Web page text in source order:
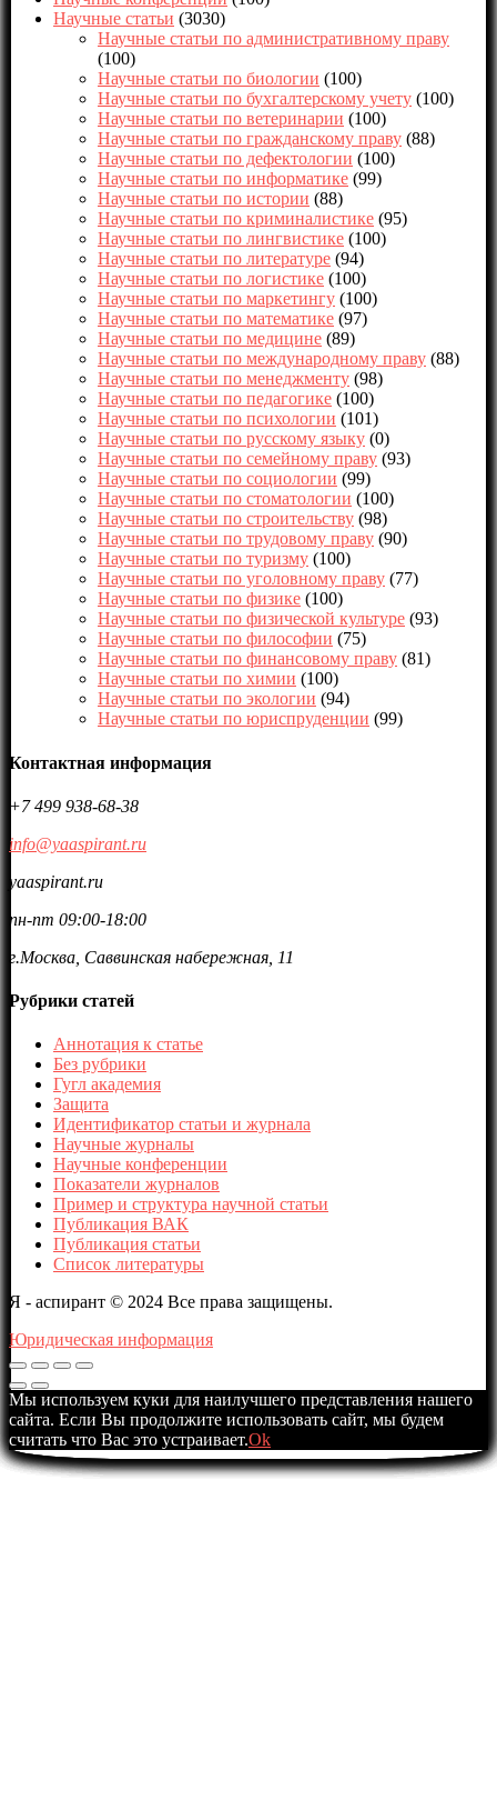
Научные статьи (3030)
Научные статьи по административному праву
(100)
Научные статьи по биологии (100)
Научные статьи по бухгалтерскому учету (100)
Научные статьи по ветеринарии (100)
Научные статьи по гражданскому праву (88)
Научные статьи по дефектологии (100)
Научные статьи по информатике (99)
Научные статьи по истории (88)
Научные статьи по криминалистике (95)
Научные статьи по лингвистике (100)
Научные статьи по литературе (94)
Научные статьи по логистике (100)
Научные статьи по маркетингу (100)
Научные статьи по математике (97)
Научные статьи по медицине (89)
Научные статьи по международному праву (88)
Научные статьи по менеджменту (98)
Научные статьи по педагогике (100)
Научные статьи по психологии (101)
Научные статьи по русскому языку (0)
Научные статьи по семейному праву (93)
Научные статьи по социологии (99)
Научные статьи по стоматологии (100)
Научные статьи по строительству (98)
Научные статьи по трудовому праву (90)
Научные статьи по туризму (100)
Научные статьи по уголовному праву (77)
Научные статьи по физике (100)
Научные статьи по физической культуре (93)
Научные статьи по философии (75)
Научные статьи по финансовому праву (81)
Научные статьи по химии (100)
Научные статьи по экологии (94)
Научные статьи по юриспруденции (99)
Контактная информация
+7 499 938-68-38
info@yaaspirant.ru
yaaspirant.ru
пн-пт 09:00-18:00
г.Москва, Саввинская набережная, 11
Рубрики статей
Аннотация к статье
Без рубрики
Гугл академия
Защита
Идентификатор статьи и журнала
Научные журналы
Научные конференции
Показатели журналов
Пример и структура научной статьи
Публикация ВАК
Публикация статьи
Список литературы
Я - аспирант © 2024 Все права защищены.
Юридическая информация
Мы используем куки для наилучшего представления нашего
сайта. Если Вы продолжите использовать сайт, мы будем
считать что Вас это устраивает.Ok